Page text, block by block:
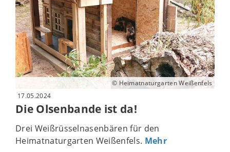
© Heimatnaturgarten Weißenfels
17.05.2024
Die Olsenbande ist da!
Drei Weißrüsselnasenbären für den
Heimatnaturgarten Weißenfels. Mehr